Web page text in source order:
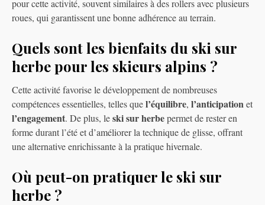
pour cette activité, souvent similaires à des rollers avec plusieurs
roues, qui garantissent une bonne adhérence au terrain.
Quels sont les bienfaits du ski sur
herbe pour les skieurs alpins ?
Cette activité favorise le développement de nombreuses
compétences essentielles, telles quel’équilibre, l’anticipation et
l’engagement. De plus, leski sur herbepermet de rester en
forme durant l’été et d’améliorer la technique de glisse, offrant
une alternative enrichissante à la pratique hivernale.
Où peut-on pratiquer le ski sur
herbe ?